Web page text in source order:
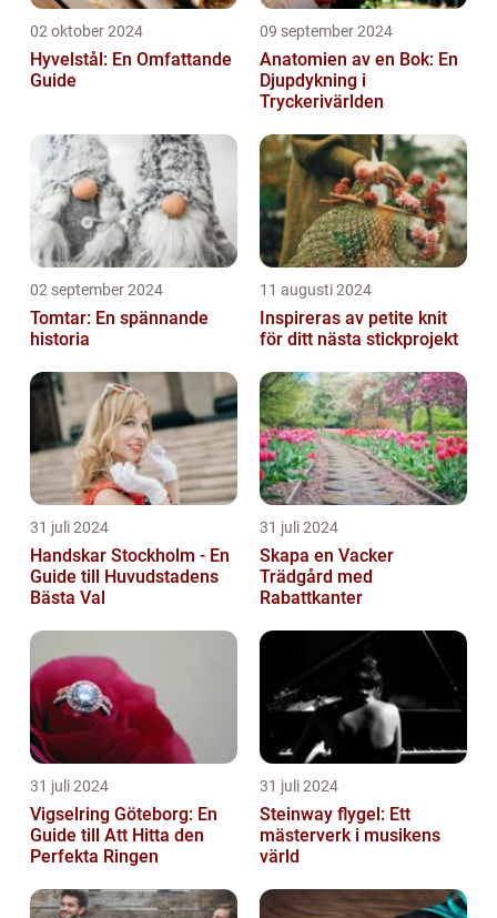
02 oktober 2024
Hyvelstål: En Omfattande
Guide
09 september 2024
Anatomien av en Bok: En
Djupdykning i
Tryckerivärlden
02 september 2024
Tomtar: En spännande
historia
11 augusti 2024
Inspireras av petite knit
för ditt nästa stickprojekt
31 juli 2024
Handskar Stockholm - En
Guide till Huvudstadens
Bästa Val
31 juli 2024
Skapa en Vacker
Trädgård med
Rabattkanter
31 juli 2024
Vigselring Göteborg: En
Guide till Att Hitta den
Perfekta Ringen
31 juli 2024
Steinway flygel: Ett
mästerverk i musikens
värld